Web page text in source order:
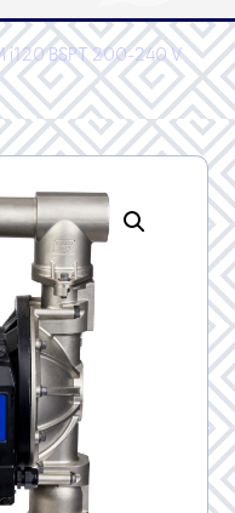
i120 BSPT 200-240 V